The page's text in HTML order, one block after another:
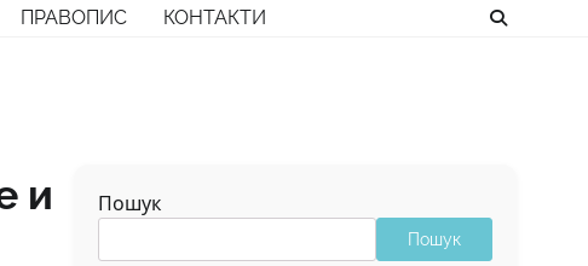
ПРАВОПИС КОНТАКТИ
и
Пошук
Пошук